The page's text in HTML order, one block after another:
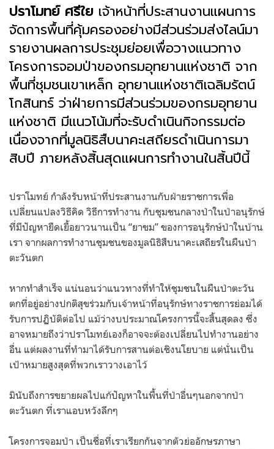
ปราโมทย์ ศรีใย เจ้าหน้าที่ประสานงานแผนการ
จัดการพื้นที่คุ้มครองอย่างมีส่วนร่วมส่งไลน์มา
รายงานผลการประชุมย่อยเพื่อวางแนวทาง
โครงการจอมป่าของกรมอุทยานแห่งชาติ จาก
พื้นที่ชุมชนเขาเหล็ก อุทยานแห่งชาติเฉลิมรัตน์
โกสินทร์ ว่าฝ่ายการมีส่วนร่วมของกรมอุทยาน
แห่งชาติ มีแนวโน้มที่จะรับดำเนินกิจกรรมต่อ
เนื่องจากที่มูลนิธิสืบนาคะเสถียรดำเนินการมา
สิบปี ภายหลังสิ้นสุดแผนการทำงานในสิ้นปีนี้
ปราโมทย์ กำลังรับหน้าที่ประสานงานกับฝ่ายราชการเพื่อ
เปลี่ยนแปลงวิธีคิด วิธีการทำงาน กับชุมชนกลางป่าในป่าอนุรักษ์
ที่มีปัญหายืดเยื้อยาวนานเป็น “ยาขม” ของการอนุรักษ์ป่าในบ้าน
เรา จากผลการทำงานชุมชนของมูลนิธิสืบนาคะเสถียรในผืนป่า
ตะวันตก
หากทำสำเร็จ แน่นอนว่าแนวทางที่ทำให้ชุมชนในผืนป่าตะวัน
ตกที่อยู่อย่างปกติสุขร่วมกับเจ้าหน้าที่อนุรักษ์ทางราชการย่อมได้
รับการปฏิบัติต่อไป แม้ว่างบประมาณโครงการนี้จะสิ้นสุดลง ซึ่ง
อาจหมายถึงว่าปราโมทย์เองก็อาจจะต้องเปลี่ยนไปทำงานอย่าง
อื่น แต่ผลงานที่ทำมาได้รับการสานต่อเชิงนโยบาย แต่นั่นเป็น
เป้าหมายสูงสุดที่พวกเราวางเอาไว้
มินับถึงการขยายผลไปแก้ปัญหาในพื้นที่ป่าอื่นๆนอกจากป่า
ตะวันตก ที่เราแอบหวังลึกๆ
โครงการจอมป่า เป็นชื่อที่เราเรียกกันจากตัวย่ออักษรภาษา